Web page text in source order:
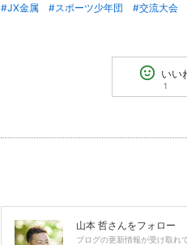
#JX金属 #スポーツ少年団 #交流大会
いい
1
山本 哲さんをフォロー
ブログの更新情報が受け取れ